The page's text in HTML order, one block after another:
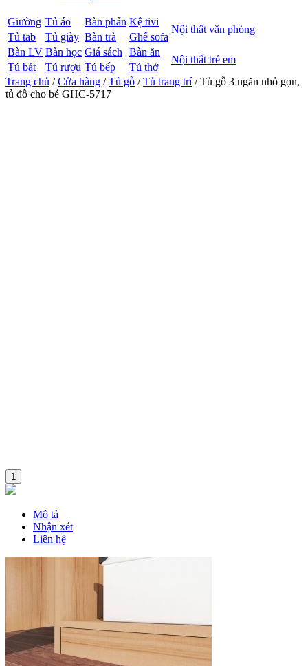
Giường Tủ áo Bàn phấn Kệ tivi
Nội thất văn phòng
Tủ tab Tủ giày Bàn trà
Ghế sofa
Bàn LV Bàn học Giá sách Bàn ăn
Nội thất trẻ em
Tủ bát Tủ rượu Tủ bếp
Tủ thờ
Trang chủ /Cửa hàng /Tủ gỗ /Tủ trang trí/ Tủ gỗ 3 ngăn nhỏ gọn,
tủ đồ cho bé GHC-5717
1
Mô tả
Nhận xét
Liên hệ